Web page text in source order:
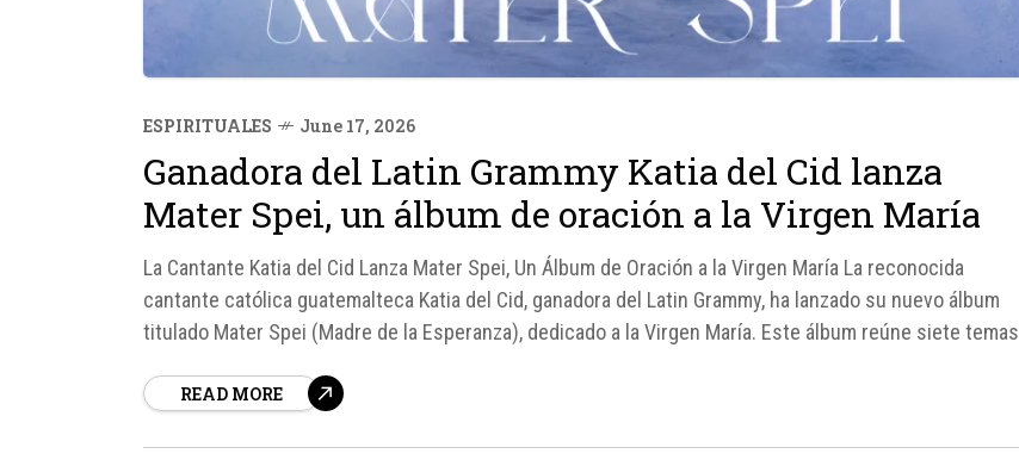
ESPIRITUALES June 17, 2026
Ganadora del Latin Grammy Katia del Cid lanza
Mater Spei, un álbum de oración a la Virgen María
La Cantante Katia del Cid Lanza Mater Spei, Un Álbum de Oración a la Virgen María La reconocida
cantante católica guatemalteca Katia del Cid, ganadora del Latin Grammy, ha lanzado su nuevo álbum
titulado Mater Spei (Madre de la Esperanza), dedicado a la Virgen María. Este álbum reúne siete temas
READ MORE